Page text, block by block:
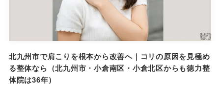
北九州市で肩こりを根本から改善へ｜コリの原因を見極め
る整体なら（北九州市・小倉南区・小倉北区からも徳力整
体院は36年）